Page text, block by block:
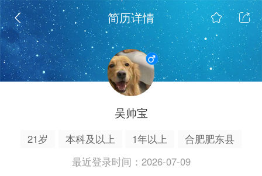
简历详情
吴帅宝
21岁 本科及以上 1年以上
合肥肥东县
最近登录时间：2026-07-09